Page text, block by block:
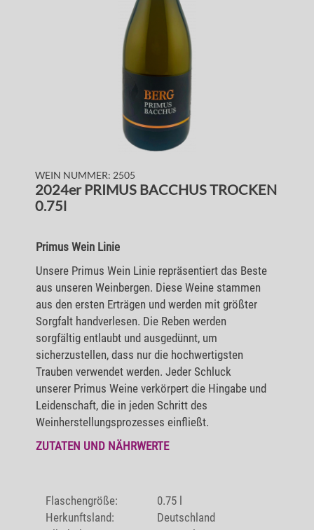
WEIN NUMMER: 2505
2024er PRIMUS BACCHUS TROCKEN
0.75l
Primus Wein Linie
Unsere Primus Wein Linie repräsentiert das Beste
aus unseren Weinbergen. Diese Weine stammen
aus den ersten Erträgen und werden mit größter
Sorgfalt handverlesen. Die Reben werden
sorgfältig entlaubt und ausgedünnt, um
sicherzustellen, dass nur die hochwertigsten
Trauben verwendet werden. Jeder Schluck
unserer Primus Weine verkörpert die Hingabe und
Leidenschaft, die in jeden Schritt des
Weinherstellungsprozesses einfließt.
ZUTATEN UND NÄHRWERTE
Flaschengröße:
0.75 l
Herkunftsland:
Deutschland